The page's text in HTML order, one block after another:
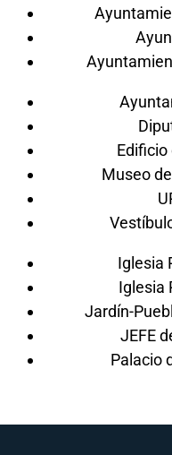
Edificio
Museo
Iglesia
Iglesia
Jardín-
JEFE
Palacio